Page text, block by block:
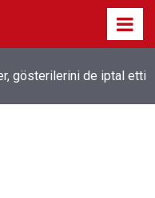
gösterilerini de iptal etti
Mohamed Salah
geliyor